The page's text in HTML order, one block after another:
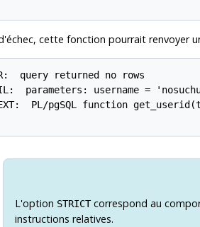
cette fonction pourrait renvoyer
query returned no rows
parameters: username =
PL/pgSQL function
L'option STRICTcorrespond au
instructions relatives.